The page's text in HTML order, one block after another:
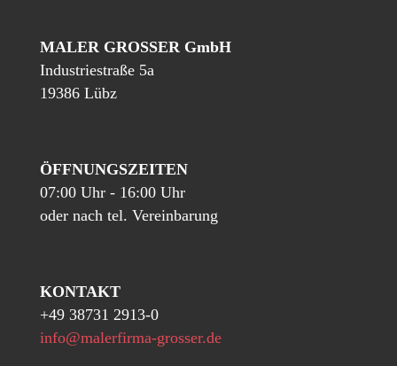
MALER GROSSER GmbH
Industriestraße 5a
19386 Lübz
ÖFFNUNGSZEITEN
07:00 Uhr - 16:00 Uhr
oder nach tel. Vereinbarung
KONTAKT
+49 38731 2913-0
info@malerfirma-grosser.de